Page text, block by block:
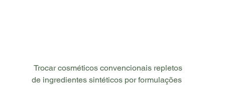
de ingredientes sintéticos por formulações